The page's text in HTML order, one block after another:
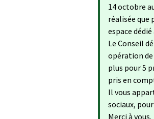
14 octobre
réalisée que
espace
Le Conseil
opération
plus pour 5
pris en
Il vous
sociaux,
Merci à vous.